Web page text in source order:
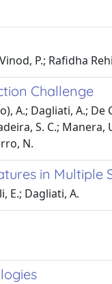
P.; Rafidha
Challenge
A.; Dagliati, A.; De
S. C.; Manera,
N.
in Multiple
E.; Dagliati, A.